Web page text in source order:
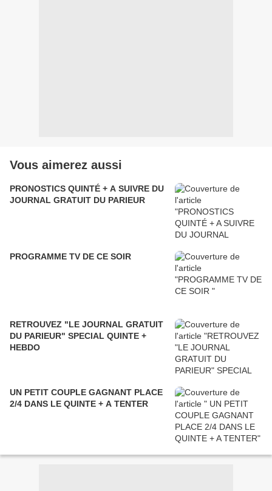
Vous aimerez aussi
PRONOSTICS QUINTÉ + A SUIVRE DU
JOURNAL GRATUIT DU PARIEUR
PROGRAMME TV DE CE SOIR
RETROUVEZ "LE JOURNAL GRATUIT
DU PARIEUR" SPECIAL QUINTE +
HEBDO
UN PETIT COUPLE GAGNANT PLACE
2/4 DANS LE QUINTE + A TENTER